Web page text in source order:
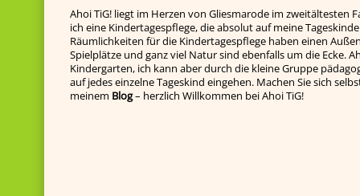
Ahoi TiG! liegt im Herzen von Gliesmarode im zweitältesten
ich eine Kindertagespflege, die absolut auf meine
Räumlichkeiten für die Kindertagespflege haben einen
Spielplätze und ganz viel Natur sind ebenfalls um die Ecke.
Kindergarten, ich kann aber durch die kleine Gruppe
auf jedes einzelne Tageskind ein­gehen. Machen Sie sich
meinem Blog– herzlich Willkommen bei Ahoi TiG!